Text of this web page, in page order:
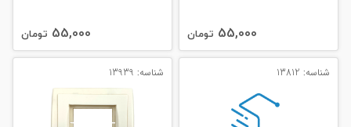
55,000 تومان 55,000 تومان
شناسه: 13812 شناسه: 13939